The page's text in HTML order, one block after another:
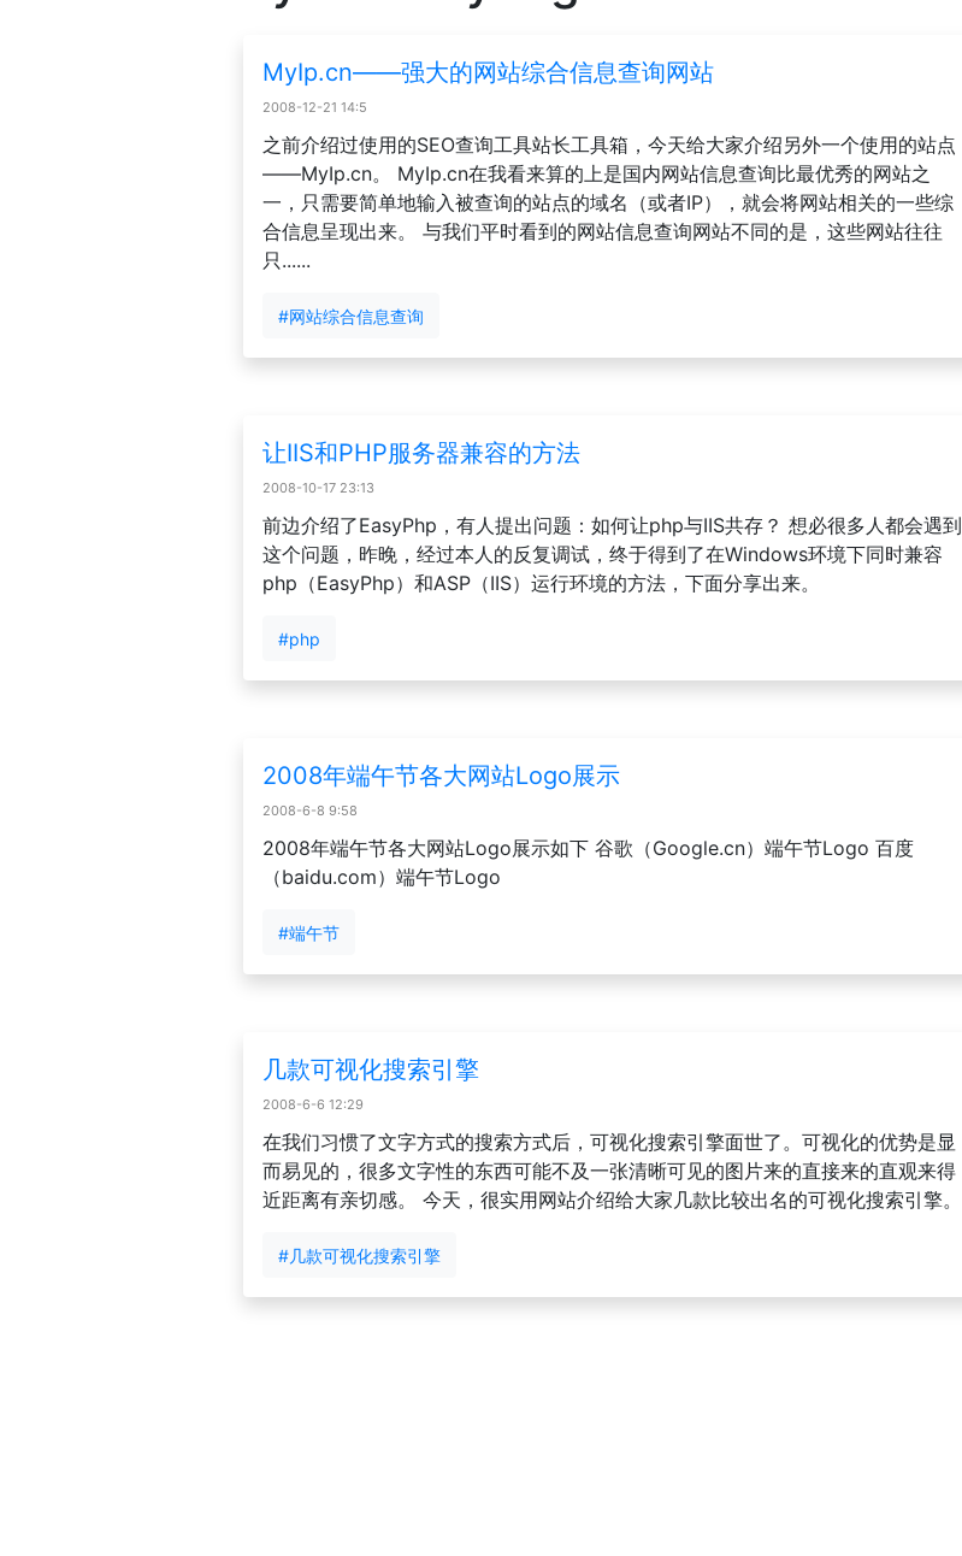
MyIp.cn——强大的网站综合信息查询网站
2008-12-21 14:5
之前介绍过使用的SEO查询工具站长工具箱，今天给大家介绍另外一个使用的站点
——MyIp.cn。 MyIp.cn在我看来算的上是国内网站信息查询比最优秀的网站之
一，只需要简单地输入被查询的站点的域名（或者IP），就会将网站相关的一些综
合信息呈现出来。 与我们平时看到的网站信息查询网站不同的是，这些网站往往
只......
#网站综合信息查询
让IIS和PHP服务器兼容的方法
2008-10-17 23:13
前边介绍了EasyPhp，有人提出问题：如何让php与IIS共存？ 想必很多人都会遇到
这个问题，昨晚，经过本人的反复调试，终于得到了在Windows环境下同时兼容
php（EasyPhp）和ASP（IIS）运行环境的方法，下面分享出来。
#php
2008年端午节各大网站Logo展示
2008-6-8 9:58
2008年端午节各大网站Logo展示如下 谷歌（Google.cn）端午节Logo 百度
（baidu.com）端午节Logo
#端午节
几款可视化搜索引擎
2008-6-6 12:29
在我们习惯了文字方式的搜索方式后，可视化搜索引擎面世了。可视化的优势是显
而易见的，很多文字性的东西可能不及一张清晰可见的图片来的直接来的直观来得
近距离有亲切感。 今天，很实用网站介绍给大家几款比较出名的可视化搜索引擎。
#几款可视化搜索引擎